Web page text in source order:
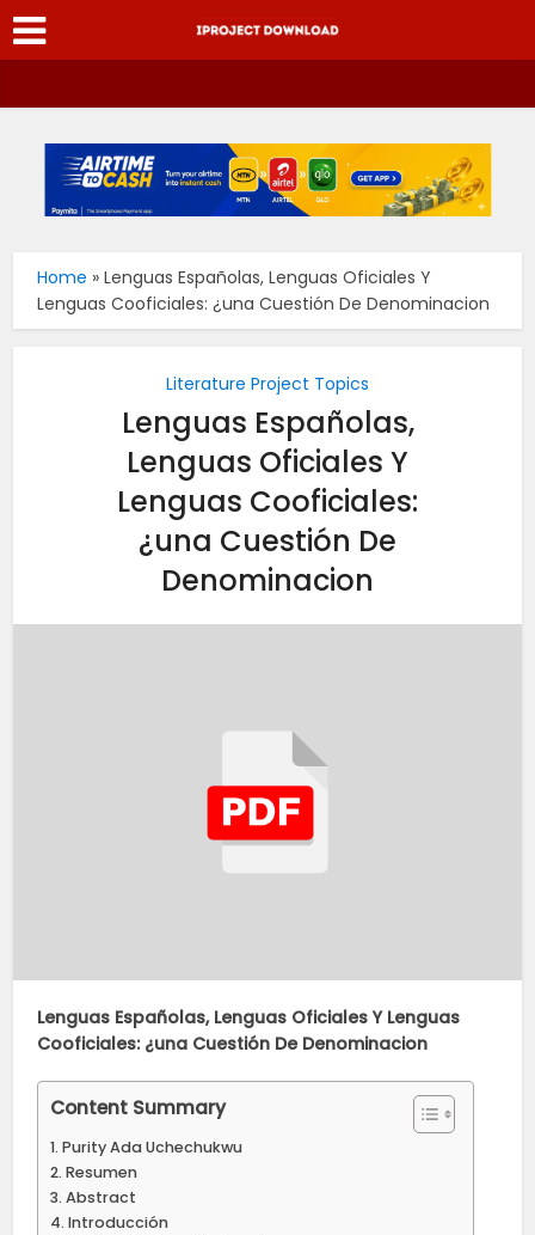
Home »Lenguas Españolas, Lenguas Oficiales Y
Lenguas Cooficiales: ¿una Cuestión De Denominacion
Literature Project Topics
Lenguas Españolas,
Lenguas Oficiales Y
Lenguas Cooficiales:
¿una Cuestión De
Denominacion
Lenguas Españolas, Lenguas Oficiales Y Lenguas
Cooficiales: ¿una Cuestión De Denominacion
Content Summary
Purity Ada Uchechukwu
Resumen
Abstract
Introducción